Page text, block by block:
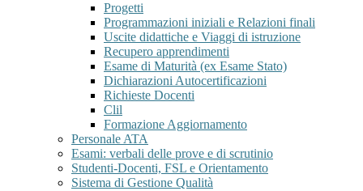
Progetti
Programmazioni iniziali e Relazioni finali
Uscite didattiche e Viaggi di istruzione
Recupero apprendimenti
Esame di Maturità (ex Esame Stato)
Dichiarazioni Autocertificazioni
Richieste Docenti
Clil
Formazione Aggiornamento
Personale ATA
Esami: verbali delle prove e di scrutinio
Studenti-Docenti, FSL e Orientamento
Sistema di Gestione Qualità